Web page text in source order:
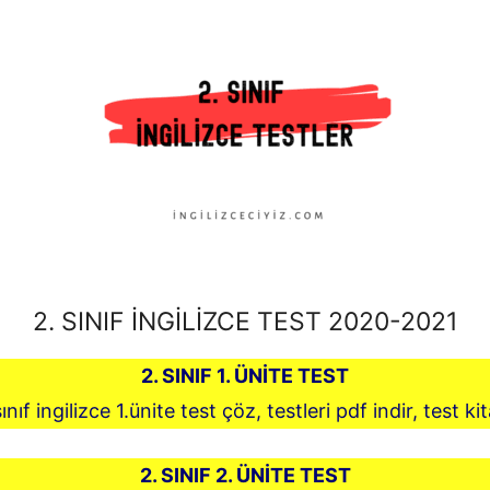
2. SINIF İNGİLİZCE TEST 2020-2021
2. SINIF 1. ÜNİTE TEST
ingilizce 1.ünite test çöz, testleri pdf indir, test
2. SINIF 2. ÜNİTE TEST